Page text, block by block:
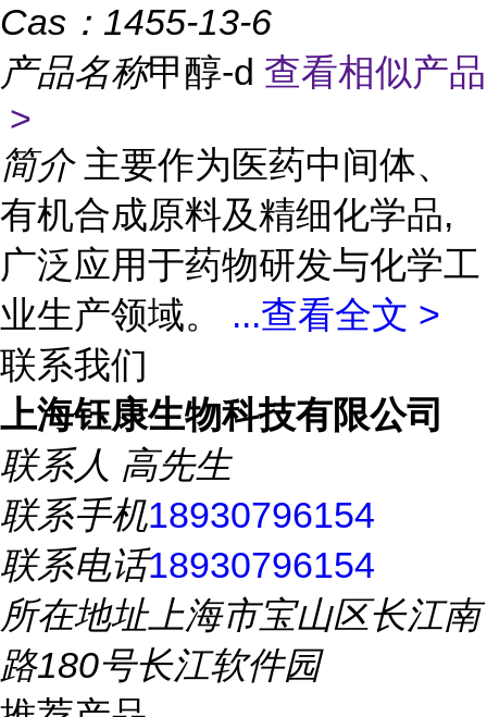
Cas： 1455-13-6
产品名称甲醇-d 查看相似产品
>
简介 主要作为医药中间体、
有机合成原料及精细化学品,
广泛应用于药物研发与化学工
业生产领域。 ...查看全文 >
联系我们
上海钰康生物科技有限公司
联系人 高先生
联系手机18930796154
联系电话18930796154
所在地址上海市宝山区长江南
路180号长江软件园